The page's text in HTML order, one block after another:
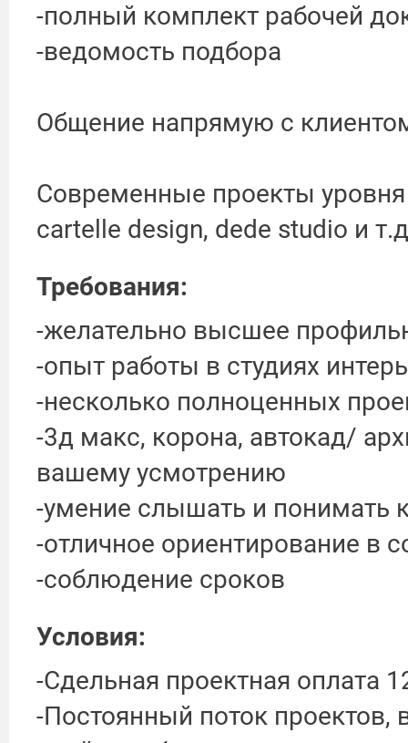
-полный комплект рабочей
-ведомость подбора
Общение напрямую с
Современные проекты уровня
cartelle design, dede studio и
Требования:
-желательно высшее
-опыт работы в студиях
-несколько полноценных
-3д макс, корона, автокад/
вашему усмотрению
-умение слышать и понимать
-отличное ориентирование в
-соблюдение сроков
Условия:
-Сдельная проектная оплата
-Постоянный поток проектов,